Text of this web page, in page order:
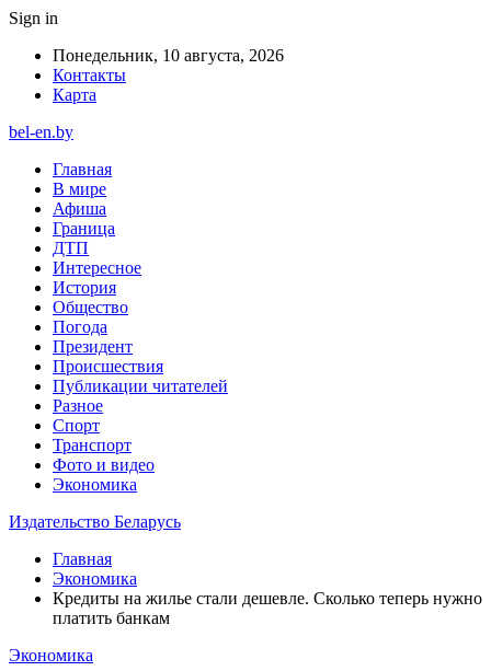
Sign in
Понедельник, 10 августа, 2026
Контакты
Карта
bel-en.by
Главная
В мире
Афиша
Граница
ДТП
Интересное
История
Общество
Погода
Президент
Происшествия
Публикации читателей
Разное
Спорт
Транспорт
Фото и видео
Экономика
Издательство Беларусь
Главная
Экономика
Кредиты на жилье стали дешевле. Сколько теперь нужно
платить банкам
Экономика